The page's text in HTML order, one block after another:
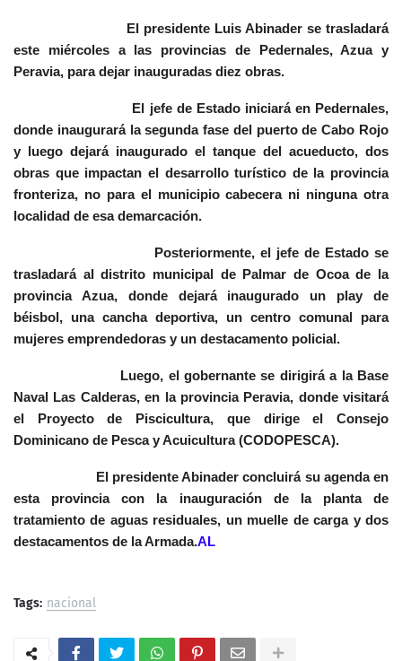
El presidente Luis Abinader se trasladará
este miércoles a las provincias de Pedernales, Azua y
Peravia, para dejar inauguradas diez obras.
El jefe de Estado iniciará en Pedernales,
donde inaugurará la segunda fase del puerto de Cabo Rojo
y luego dejará inaugurado el tanque del acueducto, dos
obras que impactan el desarrollo turístico de la provincia
fronteriza, no para el municipio cabecera ni ninguna otra
localidad de esa demarcación.
Posteriormente, el jefe de Estado se
trasladará al distrito municipal de Palmar de Ocoa de la
provincia Azua, donde dejará inaugurado un play de
béisbol, una cancha deportiva, un centro comunal para
mujeres emprendedoras y un destacamento policial.
Luego, el gobernante se dirigirá a la Base
Naval Las Calderas, en la provincia Peravia, donde visitará
el Proyecto de Piscicultura, que dirige el Consejo
Dominicano de Pesca y Acuicultura (CODOPESCA).
El presidente Abinader concluirá su agenda en
esta provincia con la inauguración de la planta de
tratamiento de aguas residuales, un muelle de carga y dos
destacamentos de la Armada.AL
Tags: nacional